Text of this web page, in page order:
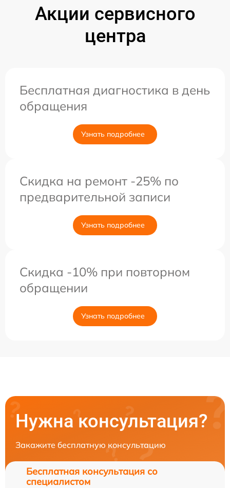
Акции сервисного
центра
Бесплатная диагностика в день
обращения
Узнать подробнее
Скидка на ремонт -25% по
предварительной записи
Узнать подробнее
Скидка -10% при повторном
обращении
Узнать подробнее
Нужна консультация?
Закажите бесплатную консультацию
Бесплатная консультация со
специалистом